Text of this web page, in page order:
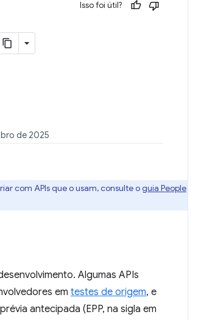
Isso foi útil?
de 2025
com APIs que o usam, consulte oguia People
Algumas APIs
em testes de origem, e
antecipada (EPP, na sigla em